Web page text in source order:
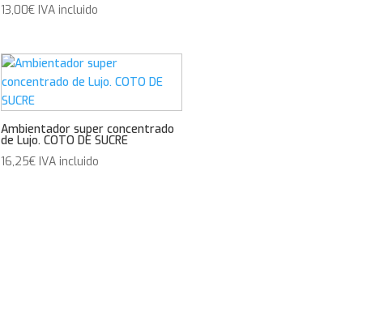
13,00€ IVA incluido
Ambientador super concentrado
de Lujo. COTO DE SUCRE
16,25€ IVA incluido